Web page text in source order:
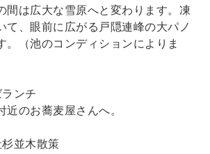
間は広大な雪原へと変わります。凍
て、眼前に広がる戸隠連峰の大パノ
。（池のコンディションによりま
ンチ
近のお蕎麦屋さんへ。
並木散策